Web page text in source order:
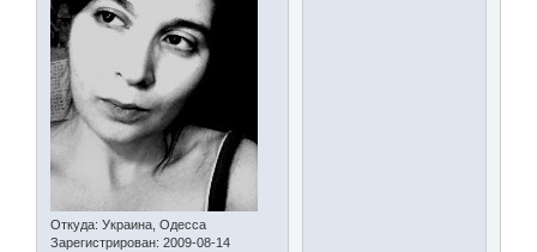
Откуда: Украина, Одесса
Зарегистрирован: 2009-08-14